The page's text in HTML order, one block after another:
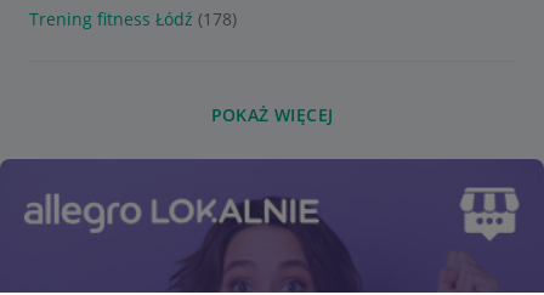
Trening fitness Łódź (178)
POKAŻ WIĘCEJ